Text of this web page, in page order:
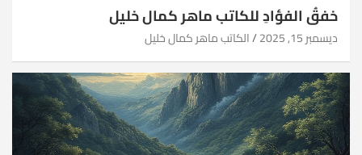
خفقُ الفؤادِ للكاتب ماهر كمال خليل
ديسمبر 15, 2025 الكاتب ماهر كمال خليل